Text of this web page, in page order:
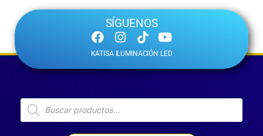
SÍGUENOS
KATISA ILUMINACIÓN LED